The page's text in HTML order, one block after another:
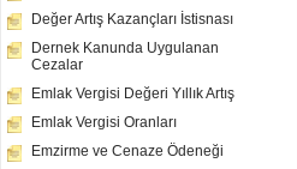
Değer Artış Kazançları İstisnası
Dernek Kanunda Uygulanan
Cezalar
Emlak Vergisi Değeri Yıllık Artış
Emlak Vergisi Oranları
Emzirme ve Cenaze Ödeneği